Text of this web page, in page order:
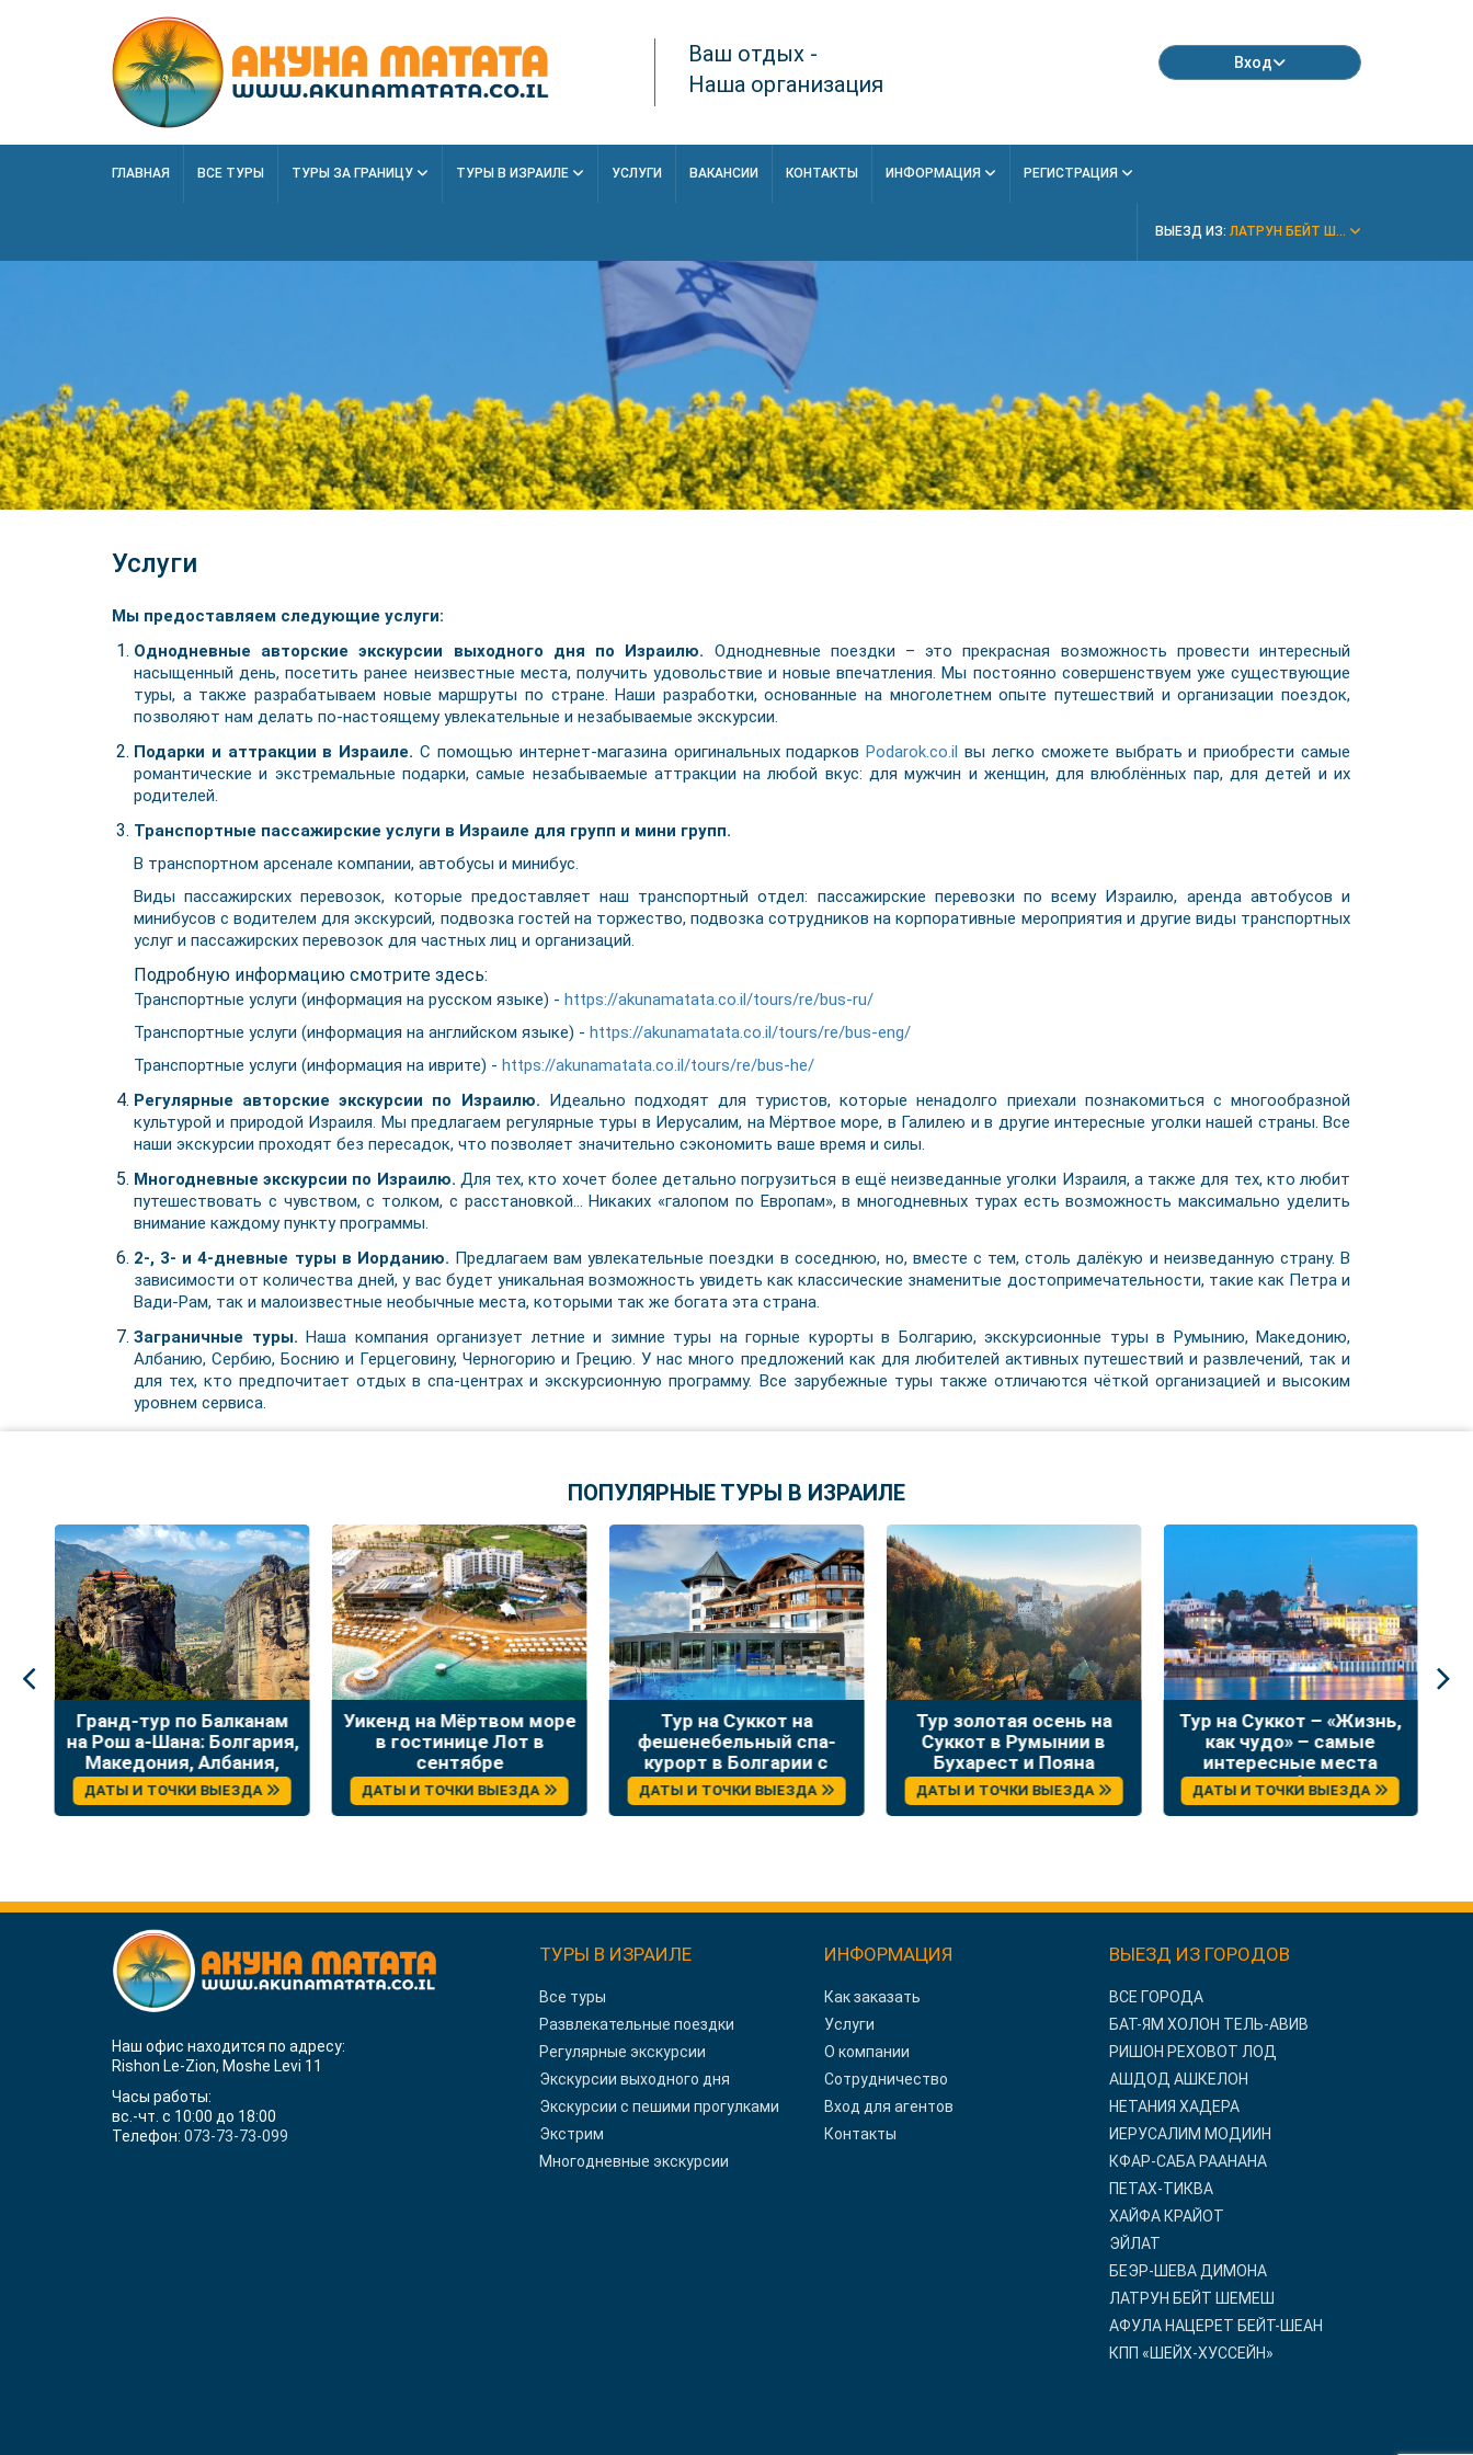
Ваш отдых -
Наша организация
Вход
ГЛАВНАЯ ВСЕ ТУРЫ ТУРЫ ЗА ГРАНИЦУ ТУРЫ В ИЗРАИЛЕ УСЛУГИ ВАКАНСИИ КОНТАКТЫ ИНФОРМАЦИЯ РЕГИСТРАЦИЯ
ВЫЕЗД ИЗ: ЛАТРУН БЕЙТ Ш...
Услуги
Мы предоставляем следующие услуги:
Однодневные авторские экскурсии выходного дня по Израилю. Однодневные поездки – это прекрасная возможность провести интересный
насыщенный день, посетить ранее неизвестные места, получить удовольствие и новые впечатления. Мы постоянно совершенствуем уже существующие
туры, а также разрабатываем новые маршруты по стране. Наши разработки, основанные на многолетнем опыте путешествий и организации поездок,
позволяют нам делать по-настоящему увлекательные и незабываемые экскурсии.
Подарки и аттракции в Израиле. С помощью интернет-магазина оригинальных подарковPodarok.co.il вы легко сможете выбрать и приобрести самые
романтические и экстремальные подарки, самые незабываемые аттракции на любой вкус: для мужчин и женщин, для влюблённых пар, для детей и их
родителей.
Транспортные пассажирские услуги в Израиле для групп и мини групп.
В транспортном арсенале компании, автобусы и минибус.
Виды пассажирских перевозок, которые предоставляет наш транспортный отдел: пассажирские перевозки по всему Израилю, аренда автобусов и
минибусов с водителем для экскурсий, подвозка гостей на торжество, подвозка сотрудников на корпоративные мероприятия и другие виды транспортных
услуг и пассажирских перевозок для частных лиц и организаций.
Подробную информацию смотрите здесь:
Транспортные услуги (информация на русском языке) - https://akunamatata.co.il/tours/re/bus-ru/
Транспортные услуги (информация на английском языке) - https://akunamatata.co.il/tours/re/bus-eng/
Транспортные услуги (информация на иврите) - https://akunamatata.co.il/tours/re/bus-he/
Регулярные авторские экскурсии по Израилю. Идеально подходят для туристов, которые ненадолго приехали познакомиться с многообразной
культурой и природой Израиля. Мы предлагаем регулярные туры в Иерусалим, на Мёртвое море, в Галилею и в другие интересные уголки нашей страны. Все
наши экскурсии проходят без пересадок, что позволяет значительно сэкономить ваше время и силы.
Многодневные экскурсии по Израилю. Для тех, кто хочет более детально погрузиться в ещё неизведанные уголки Израиля, а также для тех, кто любит
путешествовать с чувством, с толком, с расстановкой… Никаких «галопом по Европам», в многодневных турах есть возможность максимально уделить
внимание каждому пункту программы.
2-, 3- и 4-дневные туры в Иорданию. Предлагаем вам увлекательные поездки в соседнюю, но, вместе с тем, столь далёкую и неизведанную страну. В
зависимости от количества дней, у вас будет уникальная возможность увидеть как классические знаменитые достопримечательности, такие как Петра и
Вади-Рам, так и малоизвестные необычные места, которыми так же богата эта страна.
Заграничные туры. Наша компания организует летние и зимние туры на горные курорты в Болгарию, экскурсионные туры в Румынию, Македонию,
Албанию, Сербию, Боснию и Герцеговину, Черногорию и Грецию. У нас много предложений как для любителей активных путешествий и развлечений, так и
для тех, кто предпочитает отдых в спа-центрах и экскурсионную программу. Все зарубежные туры также отличаются чёткой организацией и высоким
уровнем сервиса.
ПОПУЛЯРНЫЕ ТУРЫ В ИЗРАИЛЕ
Гранд-тур по Балканам
на Рош а-Шана: Болгария,
Македония, Албания,
Греция
ДАТЫ И ТОЧКИ ВЫЕЗДА
Уикенд на Мёртвом море
в гостинице Лот в
сентябре
ДАТЫ И ТОЧКИ ВЫЕЗДА
Тур на Суккот на
фешенебельный спа-
курорт в Болгарии с
отдыхом и экскурсиями
ДАТЫ И ТОЧКИ ВЫЕЗДА
Тур золотая осень на
Суккот в Румынии в
Бухарест и Пояна
Брашов
ДАТЫ И ТОЧКИ ВЫЕЗДА
Тур на Суккот – «Жизнь,
как чудо» – самые
интересные места
Сербии
ДАТЫ И ТОЧКИ ВЫЕЗДА
Наш офис находится по адресу:
Rishon Le-Zion, Moshe Levi 11
Часы работы:
вс.-чт. с 10:00 до 18:00
Телефон: 073-73-73-099
ТУРЫ В ИЗРАИЛЕ
Все туры
Развлекательные поездки
Регулярные экскурсии
Экскурсии выходного дня
Экскурсии с пешими прогулками
Экстрим
Многодневные экскурсии
ИНФОРМАЦИЯ
Как заказать
Услуги
О компании
Сотрудничество
Вход для агентов
Контакты
ВЫЕЗД ИЗ ГОРОДОВ
ВСЕ ГОРОДА
БАТ-ЯМ ХОЛОН ТЕЛЬ-АВИВ
РИШОН РЕХОВОТ ЛОД
АШДОД АШКЕЛОН
НЕТАНИЯ ХАДЕРА
ИЕРУСАЛИМ МОДИИН
КФАР-САБА РААНАНА
ПЕТАХ-ТИКВА
ХАЙФА КРАЙОТ
ЭЙЛАТ
БЕЭР-ШЕВА ДИМОНА
ЛАТРУН БЕЙТ ШЕМЕШ
АФУЛА НАЦЕРЕТ БЕЙТ-ШЕАН
КПП «ШЕЙХ-ХУССЕЙН»